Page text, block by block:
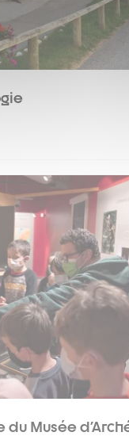
du Musée